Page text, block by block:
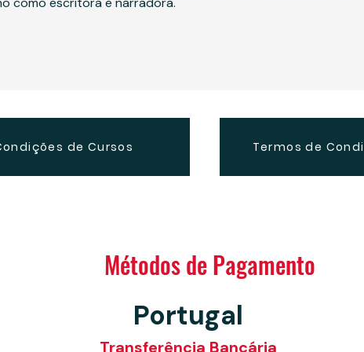
de Cursos Termos de
Métodos de Pagamento
Portugal
Transferência Bancária